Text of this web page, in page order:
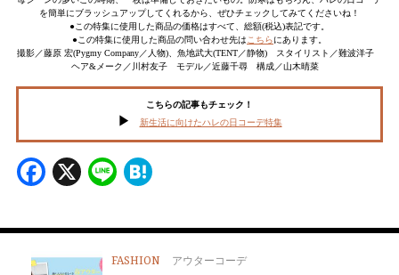
を簡単にブラッシュアップしてくれるから、ぜひチェックしてみてくださいね！
●この特集に使用した商品の価格はすべて、総額(税込)表記です。
●この特集に使用した商品の問い合わせ先はこちらにあります。
撮影／藤原 宏(Pygmy Company／人物)、魚地武大(TENT／静物) スタイリスト／難波洋子
ヘア&メーク／川村友子 モデル／近藤千尋 構成／山木晴菜
こちらの記事もチェック！
新生活に向けたハレの日コーデ特集
Facebook
X Line
FASHION アウターコーデ